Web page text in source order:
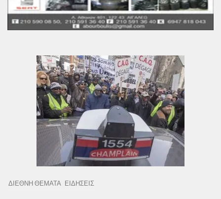
ΔΙΕΘΝΗ ΘΕΜΑΤΑ ΕΙΔΗΣΕΙΣ